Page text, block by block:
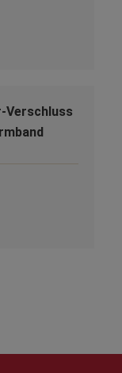
Verschluss